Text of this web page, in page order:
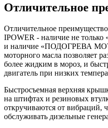
Отличительное
Отличительное
IPOWER - наличие не
и наличие «ПОДОГРЕВА
моторного масла позволяет
более жидким в мороз, и
двигатель при низких
Быстросъемная верхняя
на штифтах и резиновых
откручиваются от вибраций,
обслуживать дизельные